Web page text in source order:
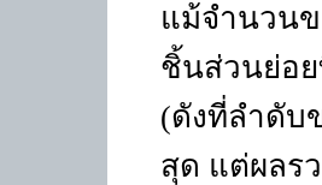
แม้จำนวน
ชิ้นส่วนย่อ
(ดังที่ลำดับ
สุด แต่ผลร